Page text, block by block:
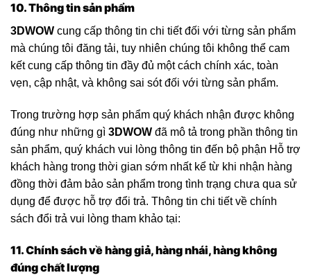
10. Thông tin sản phẩm
3DWOW cung cấp thông tin chi tiết đối với từng sản phẩm
mà chúng tôi đăng tải, tuy nhiên chúng tôi không thể cam
kết cung cấp thông tin đầy đủ một cách chính xác, toàn
vẹn, cập nhật, và không sai sót đối với từng sản phẩm.
Trong trường hợp sản phẩm quý khách nhận được không
đúng như những gì 3DWOW đã mô tả trong phần thông tin
sản phẩm, quý khách vui lòng thông tin đến bộ phận Hỗ trợ
khách hàng trong thời gian sớm nhất kể từ khi nhận hàng
đồng thời đảm bảo sản phẩm trong tình trạng chưa qua sử
dụng để được hỗ trợ đổi trả. Thông tin chi tiết về chính
sách đổi trả vui lòng tham khảo tại:
11. Chính sách về hàng giả, hàng nhái, hàng không
đúng chất lượng